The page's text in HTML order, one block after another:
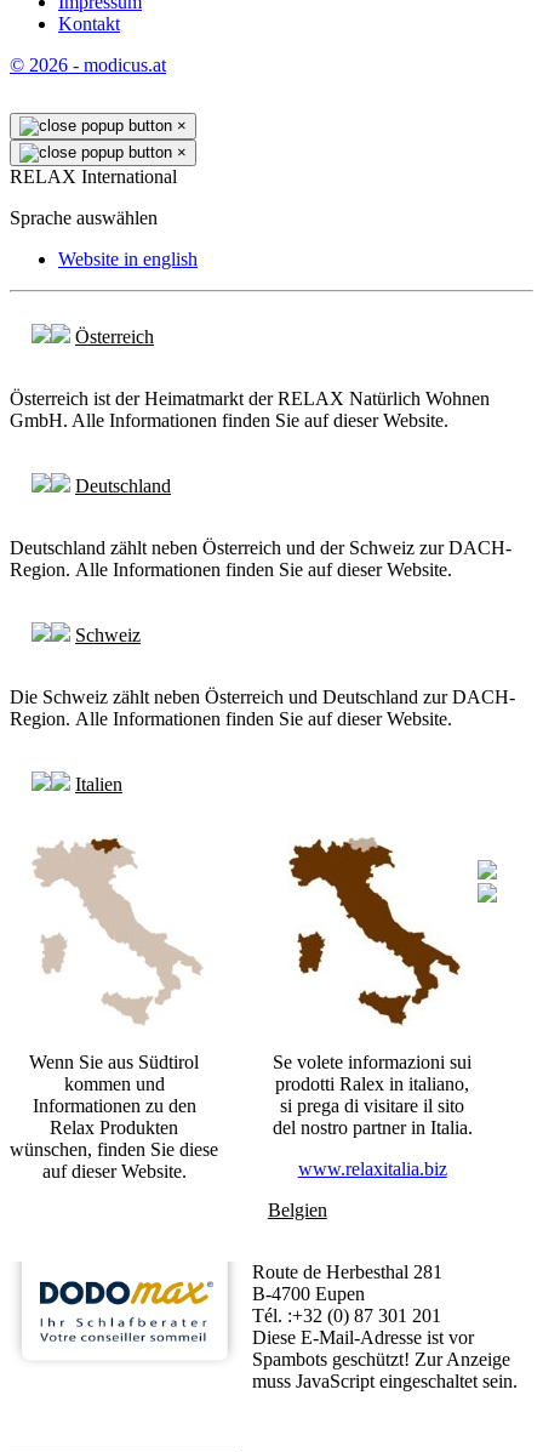
Kontakt
© 2026 - modicus.at
×
×
RELAX International
Sprache auswählen
Website in english
Österreich
Österreich ist der Heimatmarkt der RELAX Natürlich Wohnen
GmbH. Alle Informationen finden Sie auf dieser Website.
Deutschland
Deutschland zählt neben Österreich und der Schweiz zur DACH-
Region. Alle Informationen finden Sie auf dieser Website.
Schweiz
Die Schweiz zählt neben Österreich und Deutschland zur DACH-
Region. Alle Informationen finden Sie auf dieser Website.
Italien
Wenn Sie aus Südtirol
kommen und
Informationen zu den
Relax Produkten
wünschen, finden Sie diese
auf dieser Website.
Se volete informazioni sui
prodotti Ralex in italiano,
si prega di visitare il sito
del nostro partner in Italia.
www.relaxitalia.biz
Belgien
Route de Herbesthal 281
B-4700 Eupen
Tél. :+32 (0) 87 301 201
Diese E-Mail-Adresse ist vor
Spambots geschützt! Zur Anzeige
muss JavaScript eingeschaltet sein.